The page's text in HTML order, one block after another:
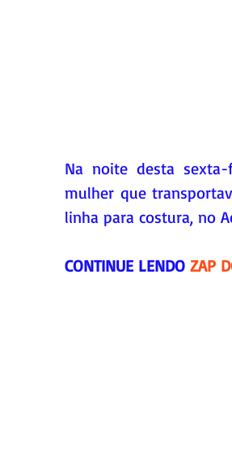
Na noite desta
mulher que
linha para costura, no
CONTINUE LENDO ZAP